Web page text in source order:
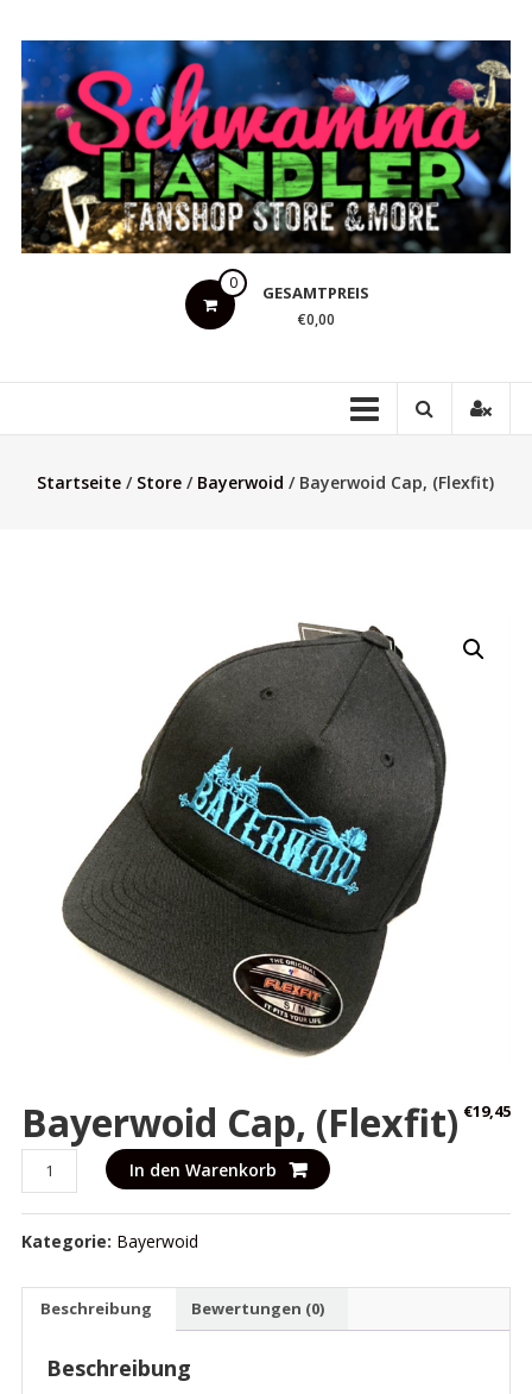
Inhalt
springen
Schwammahandler
0 GESAMTPREIS
€0,00
Startseite / Store / Bayerwoid / Bayerwoid Cap, (Flexfit)
Bayerwoid Cap, (Flexfit) €19,45
Bayerwoid
Cap,
(Flexfit)
Menge
In den Warenkorb
Kategorie: Bayerwoid
Beschreibung Bewertungen (0)
Beschreibung